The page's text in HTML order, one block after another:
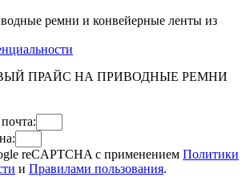
ремни и конвейерные ленты из
ПРАЙС НА ПРИВОДНЫЕ РЕМНИ
reCAPTCHA с применением Политики
и Правилами пользования.